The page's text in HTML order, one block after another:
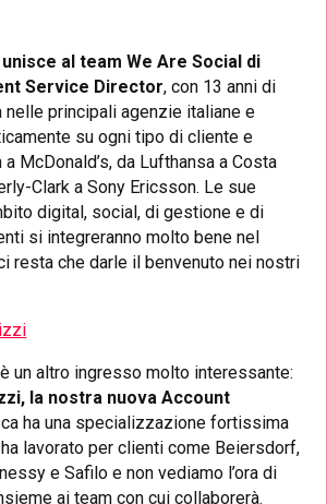
al team We Are Social di
Service Director, con 13 anni di
principali agenzie italiane e
su ogni tipo di cliente e
McDonald’s, da Lufthansa a Costa
Clark a Sony Ericsson. Le sue
digital, social, di gestione e di
si integreranno molto bene nel
resta che darle il benvenuto nei nostri
un altro ingresso molto interessante:
la nostra nuova Account
ha una specializzazione fortissima
lavorato per clienti come Beiersdorf,
e Safilo e non vediamo l’ora di
ai team con cui collaborerà.